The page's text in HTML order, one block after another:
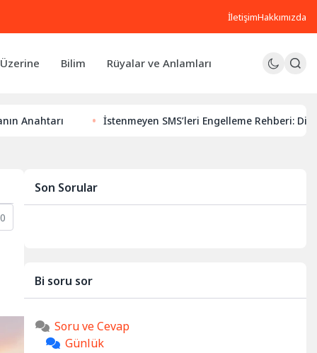
İletişimHakkımızda
Bilim Rüyalar ve Anlamları
İstenmeyen SMS’leri Engelleme Rehberi: Dijital
0
Son Sorular
Bi soru sor
Soru ve Cevap
Günlük